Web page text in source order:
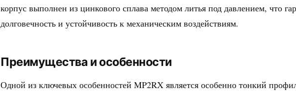
корпус выполнен из цинкового сплава методом литья под давлением, что
долговечность и устойчивость к механическим воздействиям.
Преимущества и особенности
Одной из ключевых особенностей MP2RX является особенно тонкий